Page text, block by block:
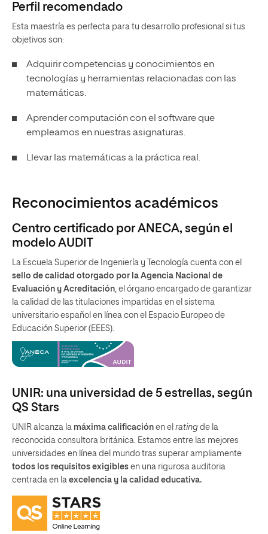
Perfil recomendado
Esta maestría es perfecta para tu desarrollo profesional si tus
objetivos son:
Adquirir competencias y conocimientos en
tecnologías y herramientas relacionadas con las
matemáticas​.
Aprender computación con el software que
empleamos en nuestras asignaturas.
Llevar las matemáticas a la práctica real.
Reconocimientos académicos
Centro certificado por ANECA, según el
modelo AUDIT
La Escuela Superior de Ingeniería y Tecnología cuenta con el
sello de calidad otorgado por la Agencia Nacional de
Evaluación y Acreditación, el órgano encargado de garantizar
la calidad de las titulaciones impartidas en el sistema
universitario español en línea con el Espacio Europeo de
Educación Superior (EEES).
UNIR: una universidad de 5 estrellas, según
QS Stars
UNIR alcanza la máxima calificación en el rating de la
reconocida consultora británica. Estamos entre las mejores
universidades en línea del mundo tras superar ampliamente
todos los requisitos exigibles en una rigurosa auditoria
centrada en la excelencia y la calidad educativa.